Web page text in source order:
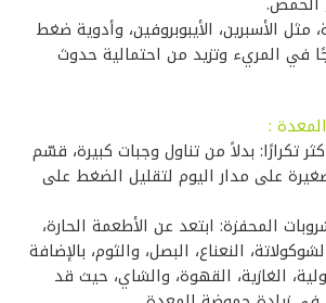
مثل الأسبرين، الأيبوبروفين، وأدوية ضغط
في المريء وتزيد من احتمالية حدوث
:
تكرارًا: بدلاً من تناول وجبات كبيرة، قسّم
على مدار اليوم لتقليل الضغط على
المحفزة: ابتعد عن الأطعمة الحارة،
النعناع، البصل، والثوم، بالإضافة
الغازية، القهوة، والشاي، حيث قد